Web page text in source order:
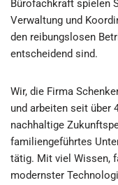
Bürofachkraft spielen
Verwaltung und
den reibungslosen
entscheidend sind.
Wir, die Firma
und arbeiten seit über
nachhaltige
familiengeführtes
tätig. Mit viel Wissen,
modernster